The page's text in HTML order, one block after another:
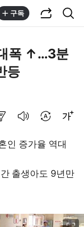
구독
폭 ↑…3분
등
인 증가율 역대
출생아도 9년만